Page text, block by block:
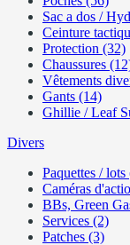
Sac a dos /
Ceinture
Protection (32)
Chaussures
Vêtements
Gants (14)
Ghillie / Leaf
Divers
Paquettes / lots
Caméras
BBs, Green
Services (2)
Patches (3)